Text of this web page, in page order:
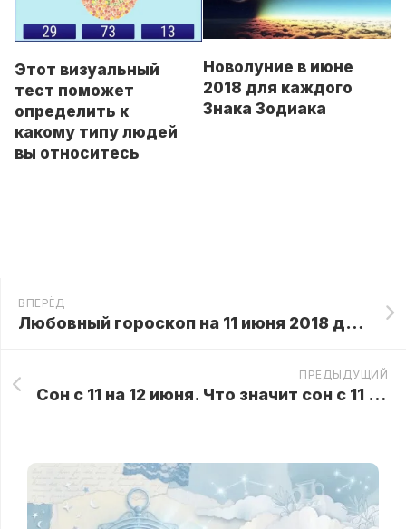
Этот визуальный
тест поможет
определить к
какому типу людей
вы относитесь
Новолуние в июне
2018 для каждого
Знака Зодиака
ВПЕРЁД
Любовный гороскоп на 11 июня 2018 для всех Знаков Зодиака
ПРЕДЫДУЩИЙ
Сон с 11 на 12 июня. Что значит сон с 11 на 12 июня?